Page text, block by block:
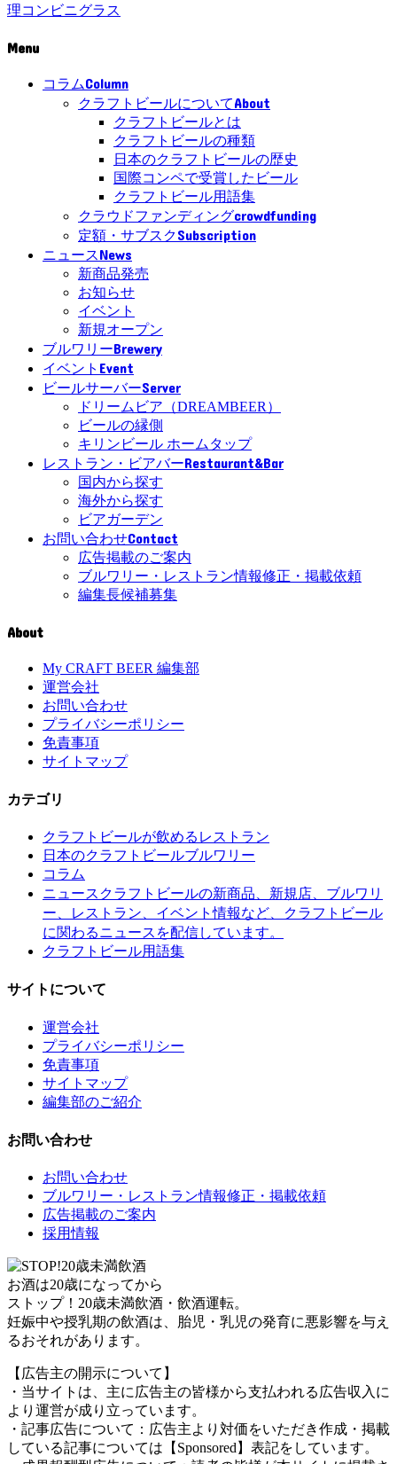
理コンビニグラス
Menu
コラムColumn
クラフトビールについてAbout
クラフトビールとは
クラフトビールの種類
日本のクラフトビールの歴史
国際コンペで受賞したビール
クラフトビール用語集
クラウドファンディングcrowdfunding
定額・サブスクSubscription
ニュースNews
新商品発売
お知らせ
イベント
新規オープン
ブルワリーBrewery
イベント Event
ビールサーバーServer
ドリームビア（DREAMBEER）
ビールの縁側
キリンビール ホームタップ
レストラン・ビアバーRestaurant&Bar
国内から探す
海外から探す
ビアガーデン
お問い合わせContact
広告掲載のご案内
ブルワリー・レストラン情報修正・掲載依頼
編集長候補募集
About
My CRAFT BEER 編集部
運営会社
お問い合わせ
プライバシーポリシー
免責事項
サイトマップ
カテゴリ
クラフトビールが飲めるレストラン
日本のクラフトビールブルワリー
コラム
ニュース クラフトビールの新商品、新規店、ブルワリ
ー、レストラン、イベント情報など、クラフトビール
に関わるニュースを配信しています。
クラフトビール用語集
サイトについて
運営会社
プライバシーポリシー
免責事項
サイトマップ
編集部のご紹介
お問い合わせ
お問い合わせ
ブルワリー・レストラン情報修正・掲載依頼
広告掲載のご案内
採用情報
お酒は20歳になってから
ストップ！20歳未満飲酒・飲酒運転。
妊娠中や授乳期の飲酒は、胎児・乳児の発育に悪影響を与え
るおそれがあります。
【広告主の開示について】
・当サイトは、主に広告主の皆様から支払われる広告収入に
より運営が成り立っています。
・記事広告について：広告主より対価をいただき作成・掲載
している記事については【Sponsored】表記をしています。